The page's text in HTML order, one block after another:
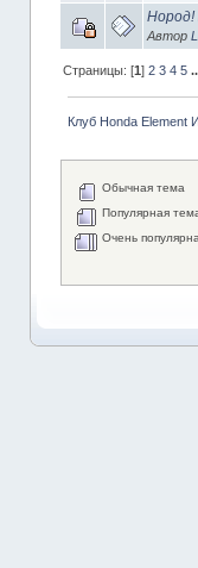
Нород!
Автор
Страницы: [1] 2 3 4 5
Клуб Honda Element
Обычная тема
Популярная
Очень